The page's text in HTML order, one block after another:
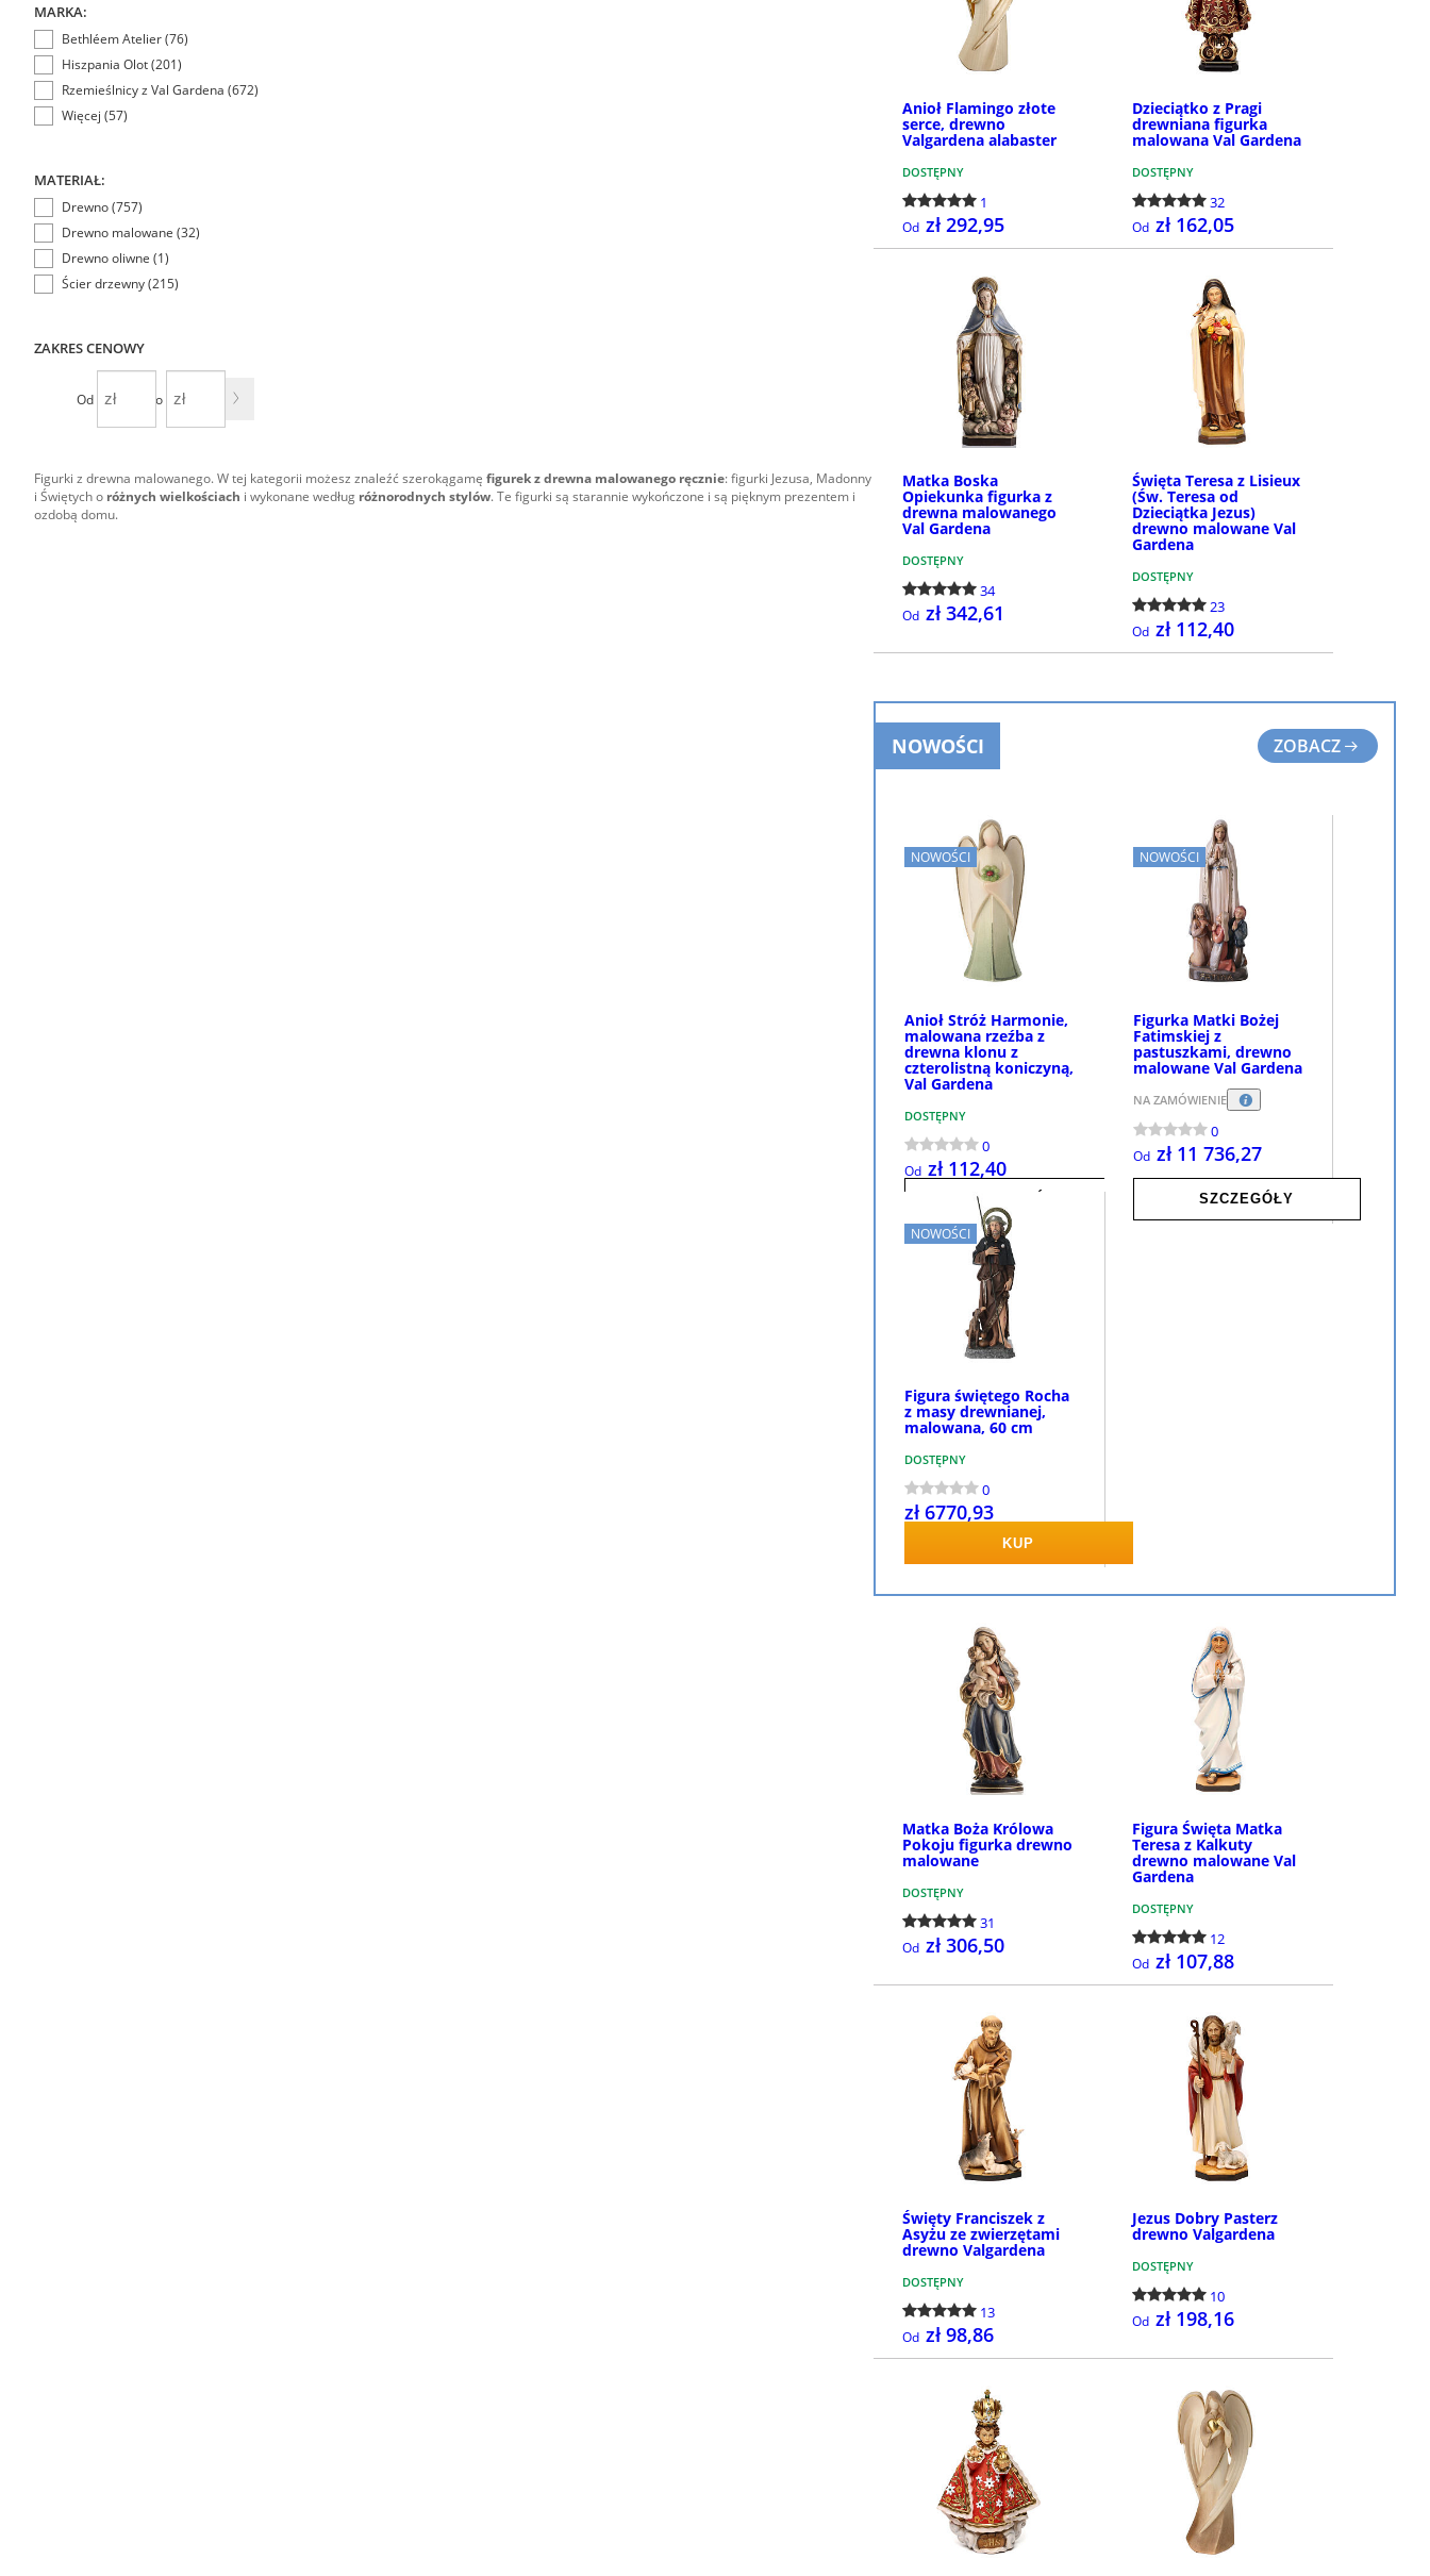
MARKA:
Bethléem Atelier (76)
Hiszpania Olot (201)
Rzemieślnicy z Val Gardena (672)
Więcej (57)
MATERIAŁ:
Drewno (757)
Drewno malowane (32)
Drewno oliwne (1)
Ścier drzewny (215)
ZAKRES CENOWY
Od Do
Figurki z drewna malowanego. W tej kategorii możesz znaleźć szerokągamę figurek z drewna malowanego ręcznie: figurki Jezusa, Madonny
i Świętych o różnych wielkościach i wykonane według różnorodnych stylów. Te figurki są starannie wykończone i są pięknym prezentem i
ozdobą domu.
Anioł Flamingo złote
serce, drewno
Valgardena alabaster
DOSTĘPNY
1
Od zł 292,95
Dzieciątko z Pragi
drewniana figurka
malowana Val Gardena
DOSTĘPNY
32
Od zł 162,05
Matka Boska
Opiekunka figurka z
drewna malowanego
Val Gardena
DOSTĘPNY
34
Od zł 342,61
Święta Teresa z Lisieux
(Św. Teresa od
Dzieciątka Jezus)
drewno malowane Val
Gardena
DOSTĘPNY
23
Od zł 112,40
NOWOŚCI ZOBACZ
NOWOŚCI
Anioł Stróż Harmonie,
malowana rzeźba z
drewna klonu z
czterolistną koniczyną,
Val Gardena
DOSTĘPNY
0
Od zł 112,40
SZCZEGÓŁY
NOWOŚCI
Figurka Matki Bożej
Fatimskiej z
pastuszkami, drewno
malowane Val Gardena
NA ZAMÓWIENIE
0
Od zł 11 736,27
SZCZEGÓŁY
NOWOŚCI
Figura świętego Rocha
z masy drewnianej,
malowana, 60 cm
DOSTĘPNY
0
zł 6770,93
KUP
Matka Boża Królowa
Pokoju figurka drewno
malowane
DOSTĘPNY
31
Od zł 306,50
Figura Święta Matka
Teresa z Kalkuty
drewno malowane Val
Gardena
DOSTĘPNY
12
Od zł 107,88
Święty Franciszek z
Asyżu ze zwierzętami
drewno Valgardena
DOSTĘPNY
13
Od zł 98,86
Jezus Dobry Pasterz
drewno Valgardena
DOSTĘPNY
10
Od zł 198,16